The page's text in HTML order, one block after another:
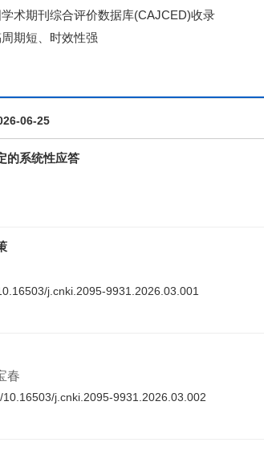
术期刊综合评价数据库(CAJCED)收录
期短、时效性强
06-25
的系统性应答
j.cnki.2095-9931.2026.03.001
春
j.cnki.2095-9931.2026.03.002